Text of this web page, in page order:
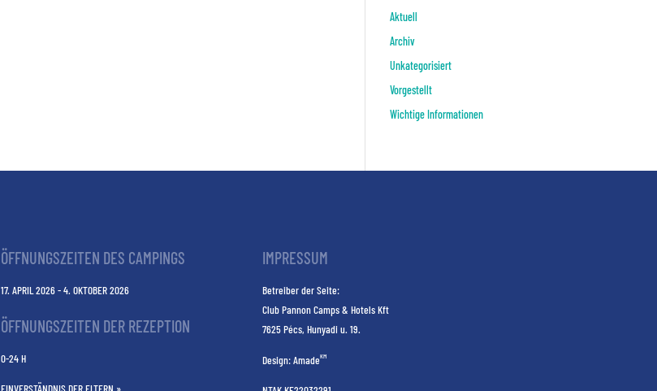
Aktuell
Archiv
Unkategorisiert
Vorgestellt
Wichtige Informationen
ÖFFNUNGSZEITEN DES CAMPINGS
17. APRIL 2026 - 4. OKTOBER 2026
ÖFFNUNGSZEITEN DER REZEPTION
0-24 H
IMPRESSUM
Betreiber der Seite:
Club Pannon Camps & Hotels Kft
7625 Pécs, Hunyadi u. 19.
Design:AmadeKM